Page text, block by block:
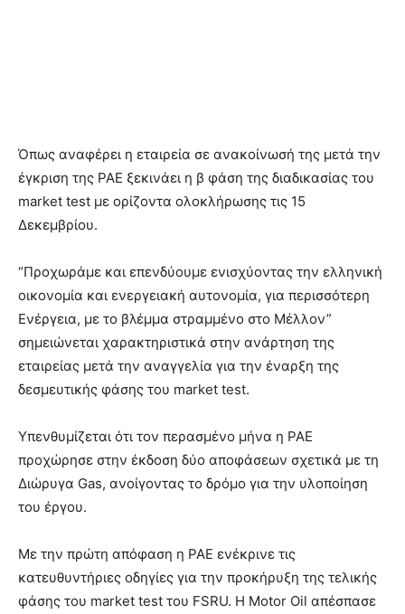
Όπως αναφέρει η εταιρεία σε ανακοίνωσή της μετά την
έγκριση της ΡΑΕ ξεκινάει η β φάση της διαδικασίας του
market test με ορίζοντα ολοκλήρωσης τις 15
Δεκεμβρίου.
“Προχωράμε και επενδύουμε ενισχύοντας την ελληνική
οικονομία και ενεργειακή αυτονομία, για περισσότερη
Ενέργεια, με το βλέμμα στραμμένο στο Μέλλον”
σημειώνεται χαρακτηριστικά στην ανάρτηση της
εταιρείας μετά την αναγγελία για την έναρξη της
δεσμευτικής φάσης του market test.
Υπενθυμίζεται ότι τον περασμένο μήνα η ΡΑΕ
προχώρησε στην έκδοση δύο αποφάσεων σχετικά με τη
Διώρυγα Gas, ανοίγοντας το δρόμο για την υλοποίηση
του έργου.
Με την πρώτη απόφαση η ΡΑΕ ενέκρινε τις
κατευθυντήριες οδηγίες για την προκήρυξη της τελικής
φάσης του market test του FSRU. Η Motor Oil απέσπασε